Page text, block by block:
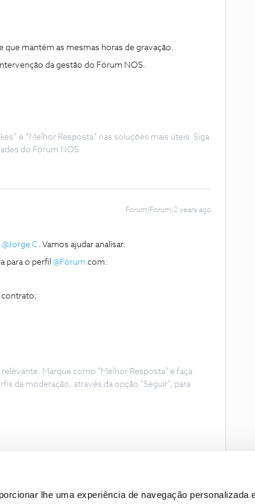
lhe uma experiência de navegação personalizada
que mantém as mesmas horas de gravação.
da gestão do Fórum NOS.
e “Melhor Resposta” nas soluções mais úteis. Siga
do Fórum NOS.
Forum|Forum|2 years ago
@Jorge C. Vamos ajudar analisar.
para o perfil @Fórum com:
contrato;
Marque como "Melhor Resposta" e faça
da moderação, através da opção "Seguir", para